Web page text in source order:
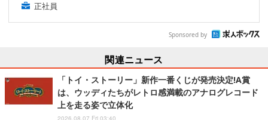
正社員
Sponsored by
関連ニュース
「トイ・ストーリー」新作一番くじが発売決定!A賞
は、ウッディたちがレトロ感満載のアナログレコード
上を走る姿で立体化
2026.08.07 Fri 03:40